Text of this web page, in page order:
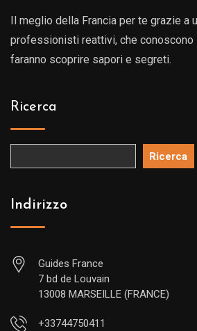
Il meglio della Francia per te grazie a
professionisti reattivi, che conoscono
faranno scoprire sapori e segreti.
Ricerca
Ricerca
Indirizzo
Guides France
7 bd de Louvain
13008 MARSEILLE (FRANCE)
+33744750411